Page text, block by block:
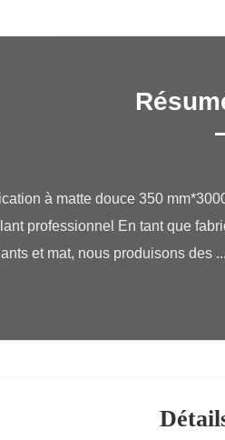
professionnel En tant que
et mat, nous produisons des ...